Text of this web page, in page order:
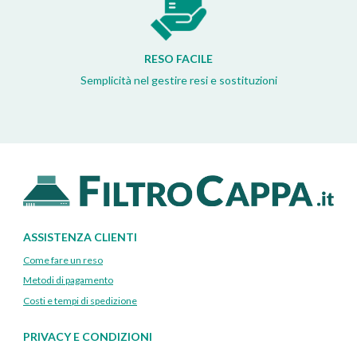
RESO FACILE
Semplicità nel gestire resi e sostituzioni
ASSISTENZA CLIENTI
Come fare un reso
Metodi di pagamento
Costi e tempi di spedizione
PRIVACY E CONDIZIONI